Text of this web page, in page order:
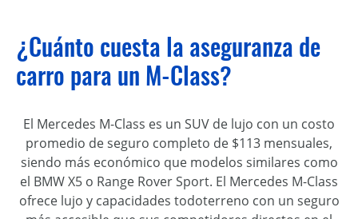
¿Cuánto cuesta la aseguranza de
carro para un M-Class?
El Mercedes M-Class es un SUV de lujo con un costo
promedio de seguro completo de $113 mensuales,
siendo más económico que modelos similares como
el BMW X5 o Range Rover Sport. El Mercedes M-Class
ofrece lujo y capacidades todoterreno con un seguro